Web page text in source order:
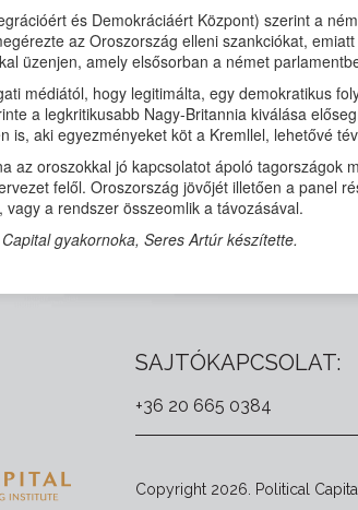
és Demokráciáért Központ) szerint a
az Oroszország elleni szankciókat,
üzenjen, amely elsősorban a német
médiától, hogy legitimálta, egy demokratikus
a legkritikusabb Nagy-Britannia kiválása
is, aki egyezményeket köt a Kremllel, lehetővé
az oroszokkal jó kapcsolatot ápoló
felől. Oroszország jövőjét illetően a panel
a rendszer összeomlik a távozásával.
gyakornoka, Seres Artúr készítette.
SAJTÓKAPCSOLAT:
+36 20 665 0384
Copyright 2026. Political